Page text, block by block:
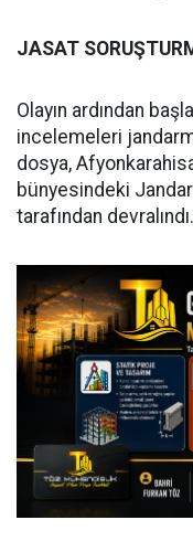
JASAT
Olayın ardından
incelemeleri
dosya,
bünyesindeki
tarafından devralındı.